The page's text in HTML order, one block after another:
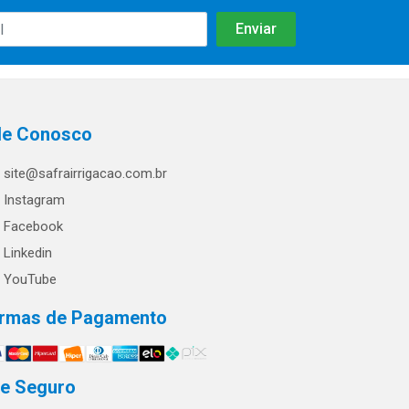
Conosco
site@safrairrigacao.com.br
Instagram
Facebook
Linkedin
YouTube
de Pagamento
Seguro